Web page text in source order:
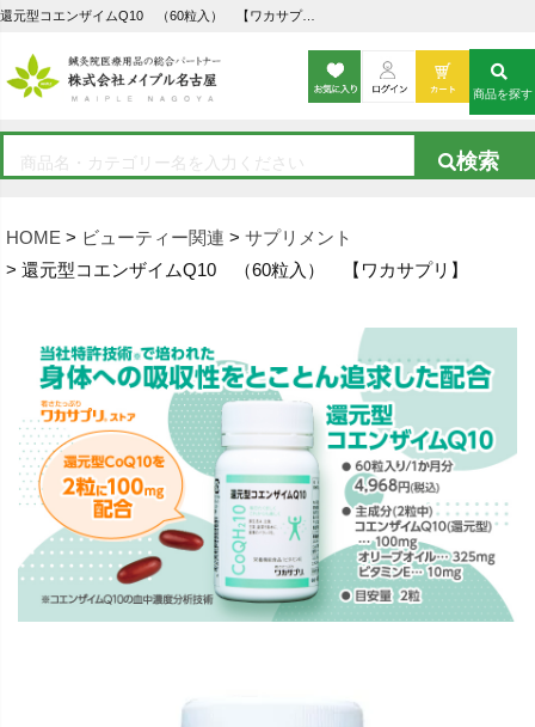
還元型コエンザイムQ10 （60粒入） 【ワカサプリ】の通販なら5,000点以上の豊富な品揃えのメイプル名古屋へ
HOME ビューティー関連
サプリメント
還元型コエンザイムQ10 （60粒入） 【ワカサプリ】
商品を探す